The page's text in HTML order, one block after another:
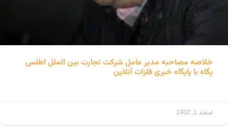
خلاصه مصاحبه مدیر عامل شرکت تجارت بین الملل اطلس
پگاه با پایگاه خبری فلزات آنلاین
اسفند 1, 1402